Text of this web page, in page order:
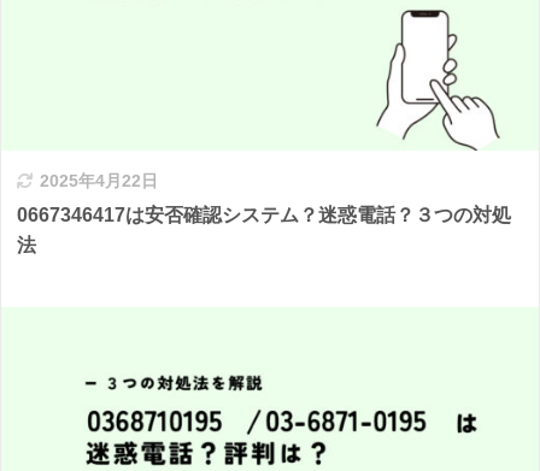
2025年4月22日
0667346417は安否確認システム？迷惑電話？３つの対処
法